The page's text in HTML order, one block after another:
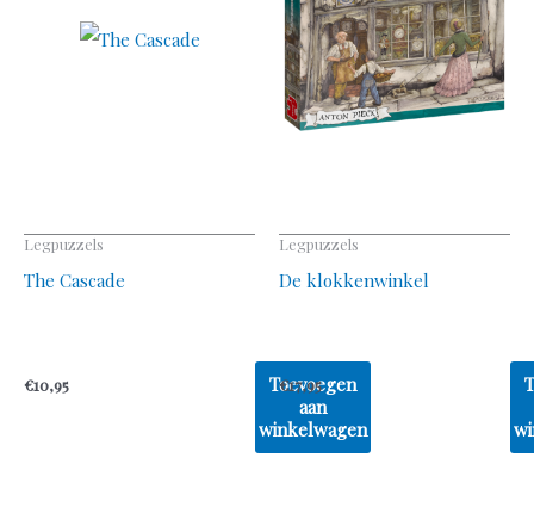
Legpuzzels
The Cascade
€10,95
Toevoegen
aan
winkelwagen
Legpuzzels
De klokkenwinkel
€17,95